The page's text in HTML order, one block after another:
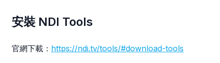
安裝 NDI Tools
官網下載： https://ndi.tv/tools/#download-tools